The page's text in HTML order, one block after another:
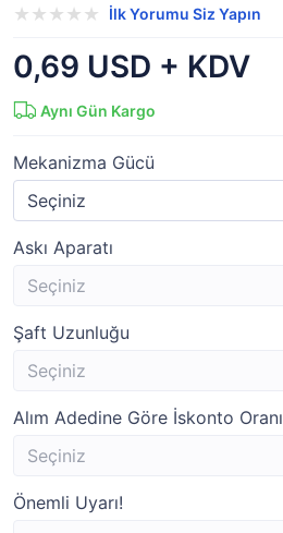
İlk Yorumu Siz Yapın
0,69 USD + KDV
Aynı Gün Kargo
Mekanizma Gücü
Askı Aparatı
Şaft Uzunluğu
Alım Adedine Göre İskonto Oranı
Önemli Uyarı!